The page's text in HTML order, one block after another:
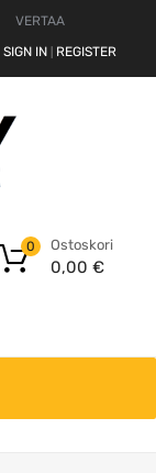
VERTAA
SIGN IN REGISTER
Ostoskori
0,00 €
0